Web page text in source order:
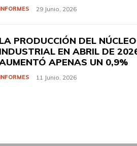
29 Junio, 2026
PRODUCCIÓN DEL NÚCLEO
EN ABRIL DE
APENAS UN 0,9%
11 Junio, 2026